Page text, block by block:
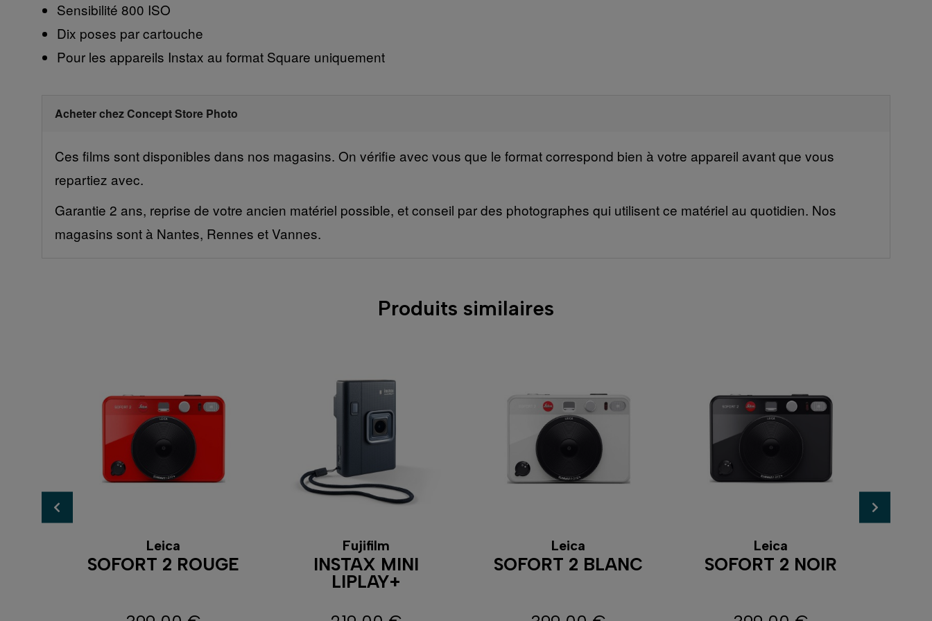
Sensibilité 800 ISO
Dix poses par cartouche
Pour les appareils Instax au format Square uniquement
Acheter chez Concept Store Photo
Ces films sont disponibles dans nos magasins. On vérifie avec vous que le format correspond bien à votre appareil avant que vous
repartiez avec.
Garantie 2 ans, reprise de votre ancien matériel possible, et conseil par des photographes qui utilisent ce matériel au quotidien. Nos
magasins sont à Nantes, Rennes et Vannes.
Produits similaires
Leica
SOFORT 2 ROUGE
Fujifilm
INSTAX MINI
LIPLAY+
Leica
SOFORT 2 BLANC
Leica
SOFORT 2 NOIR